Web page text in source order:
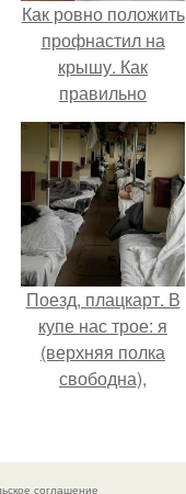
Как ровно положить
профнастил на
крышу. Как
правильно
положить
профнастил на
крышу: видео и
фото
Поезд, плацкарт. В
купе нас трое: я
(верхняя полка
свободна),
сорока с дочкой
примерно десяти.
соглашение